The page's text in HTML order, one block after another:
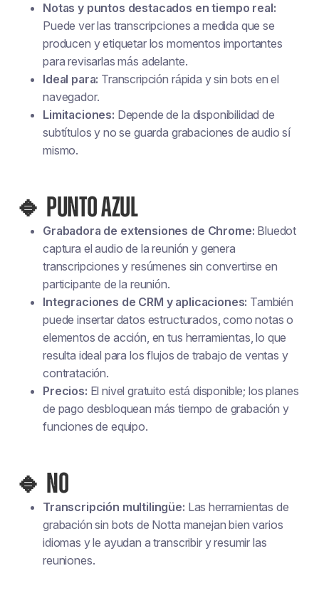
Notas y puntos destacados en tiempo real:
Puede ver las transcripciones a medida que se
producen y etiquetar los momentos importantes
para revisarlas más adelante.
Ideal para: Transcripción rápida y sin bots en el
navegador.
Limitaciones: Depende de la disponibilidad de
subtítulos y no se guarda grabaciones de audio sí
mismo.
🔹 PUNTO AZUL
Grabadora de extensiones de Chrome: Bluedot
captura el audio de la reunión y genera
transcripciones y resúmenes sin convertirse en
participante de la reunión.
Integraciones de CRM y aplicaciones: También
puede insertar datos estructurados, como notas o
elementos de acción, en tus herramientas, lo que
resulta ideal para los flujos de trabajo de ventas y
contratación.
Precios: El nivel gratuito está disponible; los planes
de pago desbloquean más tiempo de grabación y
funciones de equipo.
🔹 NO
Transcripción multilingüe: Las herramientas de
grabación sin bots de Notta manejan bien varios
idiomas y le ayudan a transcribir y resumir las
reuniones.